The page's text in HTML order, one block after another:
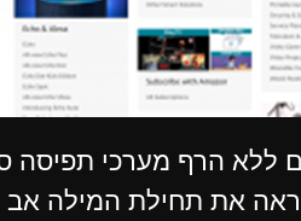
ללא הרף מערכי
את תחילת המילה